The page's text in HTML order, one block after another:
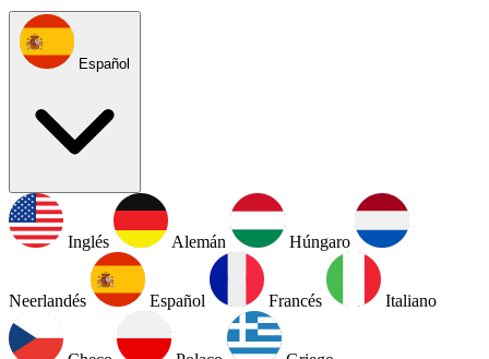
Español
Inglés Alemán Húngaro
Neerlandés Español Francés Italiano